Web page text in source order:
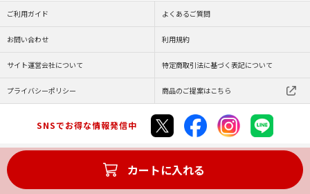
カートに入れる
ご利用ガイド よくあるご質問
お問い合わせ 利用規約
サイト運営会社について 特定商取引法に基づく表記について
プライバシーポリシー 商品のご提案はこちら
SNSでお得な情報発信中